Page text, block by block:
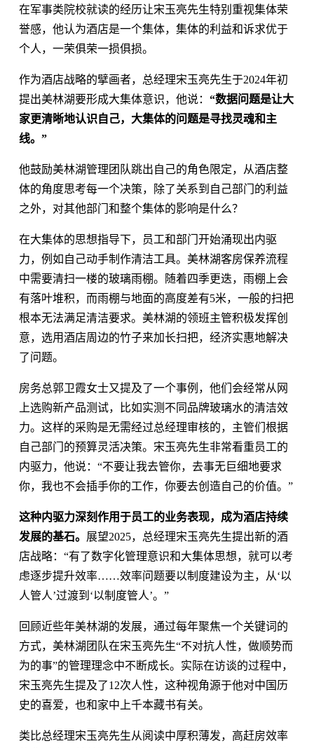
在军事类院校就读的经历让宋玉亮先生特别重视集体荣
誉感，他认为酒店是一个集体，集体的利益和诉求优于
个人，一荣俱荣一损俱损。
作为酒店战略的擘画者，总经理宋玉亮先生于2024年初
提出美林湖要形成大集体意识，他说： “数据问题是让大
家更清晰地认识自己，大集体的问题是寻找灵魂和主
线。”
他鼓励美林湖管理团队跳出自己的角色限定，从酒店整
体的角度思考每一个决策，除了关系到自己部门的利益
之外，对其他部门和整个集体的影响是什么？
在大集体的思想指导下，员工和部门开始涌现出内驱
力，例如自己动手制作清洁工具。美林湖客房保养流程
中需要清扫一楼的玻璃雨棚。随着四季更迭，雨棚上会
有落叶堆积，而雨棚与地面的高度差有5米，一般的扫把
根本无法满足清洁要求。美林湖的领班主管积极发挥创
意，选用酒店周边的竹子来加长扫把，经济实惠地解决
了问题。
房务总郭卫霞女士又提及了一个事例，他们会经常从网
上选购新产品测试，比如实测不同品牌玻璃水的清洁效
力。这样的采购是无需经过总经理审核的，主管们根据
自己部门的预算灵活决策。宋玉亮先生非常看重员工的
内驱力，他说：“不要让我去管你，去事无巨细地要求
你，我也不会插手你的工作，你要去创造自己的价值。”
这种内驱力深刻作用于员工的业务表现，成为酒店持续
发展的基石。 展望2025，总经理宋玉亮先生提出新的酒
店战略：“有了数字化管理意识和大集体思想，就可以考
虑逐步提升效率……效率问题要以制度建设为主，从‘以
人管人’过渡到‘以制度管人’。”
回顾近些年美林湖的发展，通过每年聚焦一个关键词的
方式，美林湖团队在宋玉亮先生“不对抗人性，做顺势而
为的事”的管理理念中不断成长。实际在访谈的过程中，
宋玉亮先生提及了12次人性，这种视角源于他对中国历
史的喜爱，也和家中上千本藏书有关。
类比总经理宋玉亮先生从阅读中厚积薄发，高赶房效率